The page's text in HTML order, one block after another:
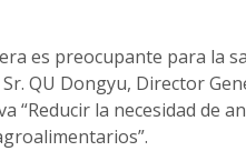
es preocupante para la
QU Dongyu, Director
“Reducir la necesidad de